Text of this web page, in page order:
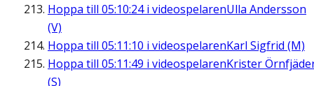
Hoppa till 05:10:24i videospelarenUlla Andersson
(V)
Hoppa till 05:11:10 i videospelarenKarl Sigfrid (M)
Hoppa till 05:11:49 i videospelarenKrister
(S)